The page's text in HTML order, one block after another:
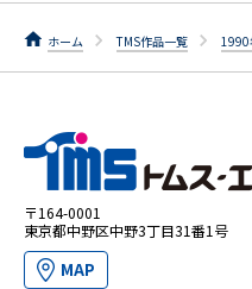
ホーム TMS作品一覧 1990
〒164-0001
東京都中野区中野3丁目31番1号
MAP